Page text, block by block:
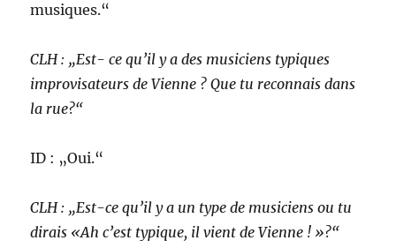
musiques.“
CLH : „Est- ce qu’il y a des musiciens typiques
improvisateurs de Vienne ? Que tu reconnais dans
la rue?“
ID : „Oui.“
CLH : „Est-ce qu’il y a un type de musiciens ou tu
dirais «Ah c’est typique, il vient de Vienne ! »?“